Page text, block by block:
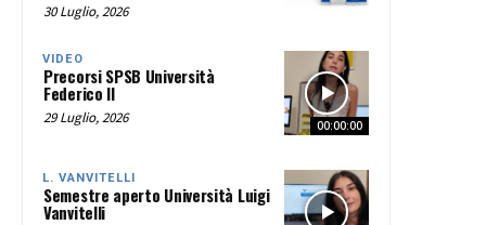
30 Luglio, 2026
00:00:00
VIDEO
Precorsi SPSB Università
Federico II
29 Luglio, 2026
L. VANVITELLI
Semestre aperto Università Luigi
Vanvitelli